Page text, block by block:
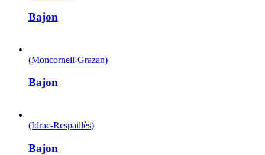
Bajon
(Moncorneil-Grazan)
Bajon
(Idrac-Respaillès)
Bajon